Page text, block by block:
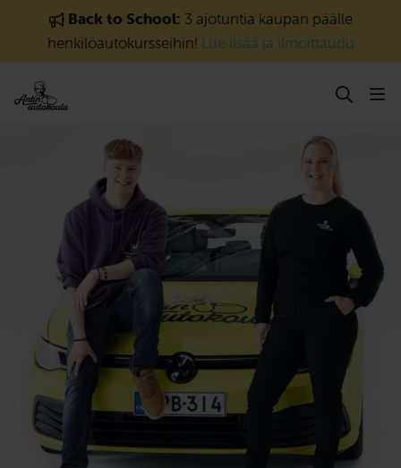
Siirry sisältöönBack to School: 3 ajotuntia kaupan päälle
henkilöautokursseihin! Lue lisää ja ilmoittaudu